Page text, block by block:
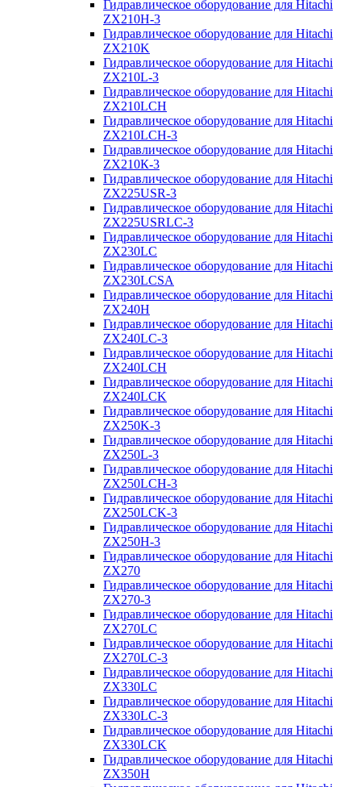
Гидравлическое оборудование для Hitachi
ZX210H-3
Гидравлическое оборудование для Hitachi
ZX210K
Гидравлическое оборудование для Hitachi
ZX210L-3
Гидравлическое оборудование для Hitachi
ZX210LCH
Гидравлическое оборудование для Hitachi
ZX210LCH-3
Гидравлическое оборудование для Hitachi
ZX210К-3
Гидравлическое оборудование для Hitachi
ZX225USR-3
Гидравлическое оборудование для Hitachi
ZX225USRLC-3
Гидравлическое оборудование для Hitachi
ZX230LC
Гидравлическое оборудование для Hitachi
ZX230LCSA
Гидравлическое оборудование для Hitachi
ZX240H
Гидравлическое оборудование для Hitachi
ZX240LC-3
Гидравлическое оборудование для Hitachi
ZX240LCH
Гидравлическое оборудование для Hitachi
ZX240LCK
Гидравлическое оборудование для Hitachi
ZX250K-3
Гидравлическое оборудование для Hitachi
ZX250L-3
Гидравлическое оборудование для Hitachi
ZX250LCH-3
Гидравлическое оборудование для Hitachi
ZX250LCK-3
Гидравлическое оборудование для Hitachi
ZX250Н-3
Гидравлическое оборудование для Hitachi
ZX270
Гидравлическое оборудование для Hitachi
ZX270-3
Гидравлическое оборудование для Hitachi
ZX270LC
Гидравлическое оборудование для Hitachi
ZX270LC-3
Гидравлическое оборудование для Hitachi
ZX330LC
Гидравлическое оборудование для Hitachi
ZX330LC-3
Гидравлическое оборудование для Hitachi
ZX330LCK
Гидравлическое оборудование для Hitachi
ZX350H